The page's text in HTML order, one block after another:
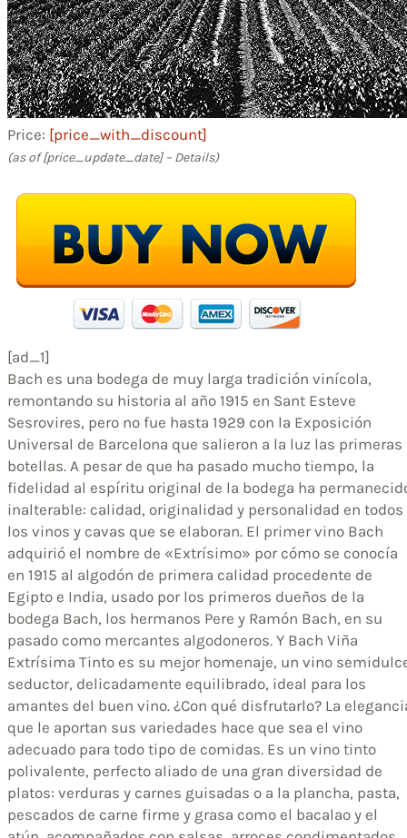
Price: [price_with_discount]
(as of [price_update_date] – Details)
[ad_1]
Bach es una bodega de muy larga tradición vinícola,
remontando su historia al año 1915 en Sant Esteve
Sesrovires, pero no fue hasta 1929 con la Exposición
Universal de Barcelona que salieron a la luz las primeras
botellas. A pesar de que ha pasado mucho tiempo, la
fidelidad al espíritu original de la bodega ha
inalterable: calidad, originalidad y personalidad en todos
los vinos y cavas que se elaboran. El primer vino Bach
adquirió el nombre de «Extrísimo» por cómo se conocía
en 1915 al algodón de primera calidad procedente de
Egipto e India, usado por los primeros dueños de la
bodega Bach, los hermanos Pere y Ramón Bach, en su
pasado como mercantes algodoneros. Y Bach Viña
Extrísima Tinto es su mejor homenaje, un vino
seductor, delicadamente equilibrado, ideal para los
amantes del buen vino. ¿Con qué disfrutarlo? La
que le aportan sus variedades hace que sea el vino
adecuado para todo tipo de comidas. Es un vino tinto
polivalente, perfecto aliado de una gran diversidad de
platos: verduras y carnes guisadas o a la plancha, pasta,
pescados de carne firme y grasa como el bacalao y el